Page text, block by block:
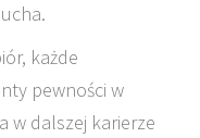
każde
pewności w
w dalszej karierze